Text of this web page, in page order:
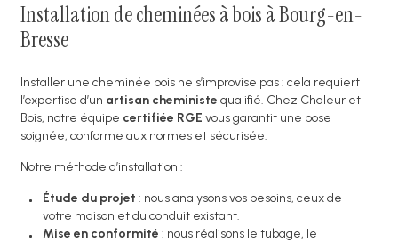
Installation de cheminées à bois à Bourg-en-
Bresse
Installer une cheminée bois ne s’improvise pas : cela requiert
l’expertise d’un artisan cheministe qualifié. Chez Chaleur et
Bois, notre équipe certifiée RGE vous garantit une pose
soignée, conforme aux normes et sécurisée.
Notre méthode d’installation :
Étude du projet : nous analysons vos besoins, ceux de
votre maison et du conduit existant.
Mise en conformité : nous réalisons le tubage, le